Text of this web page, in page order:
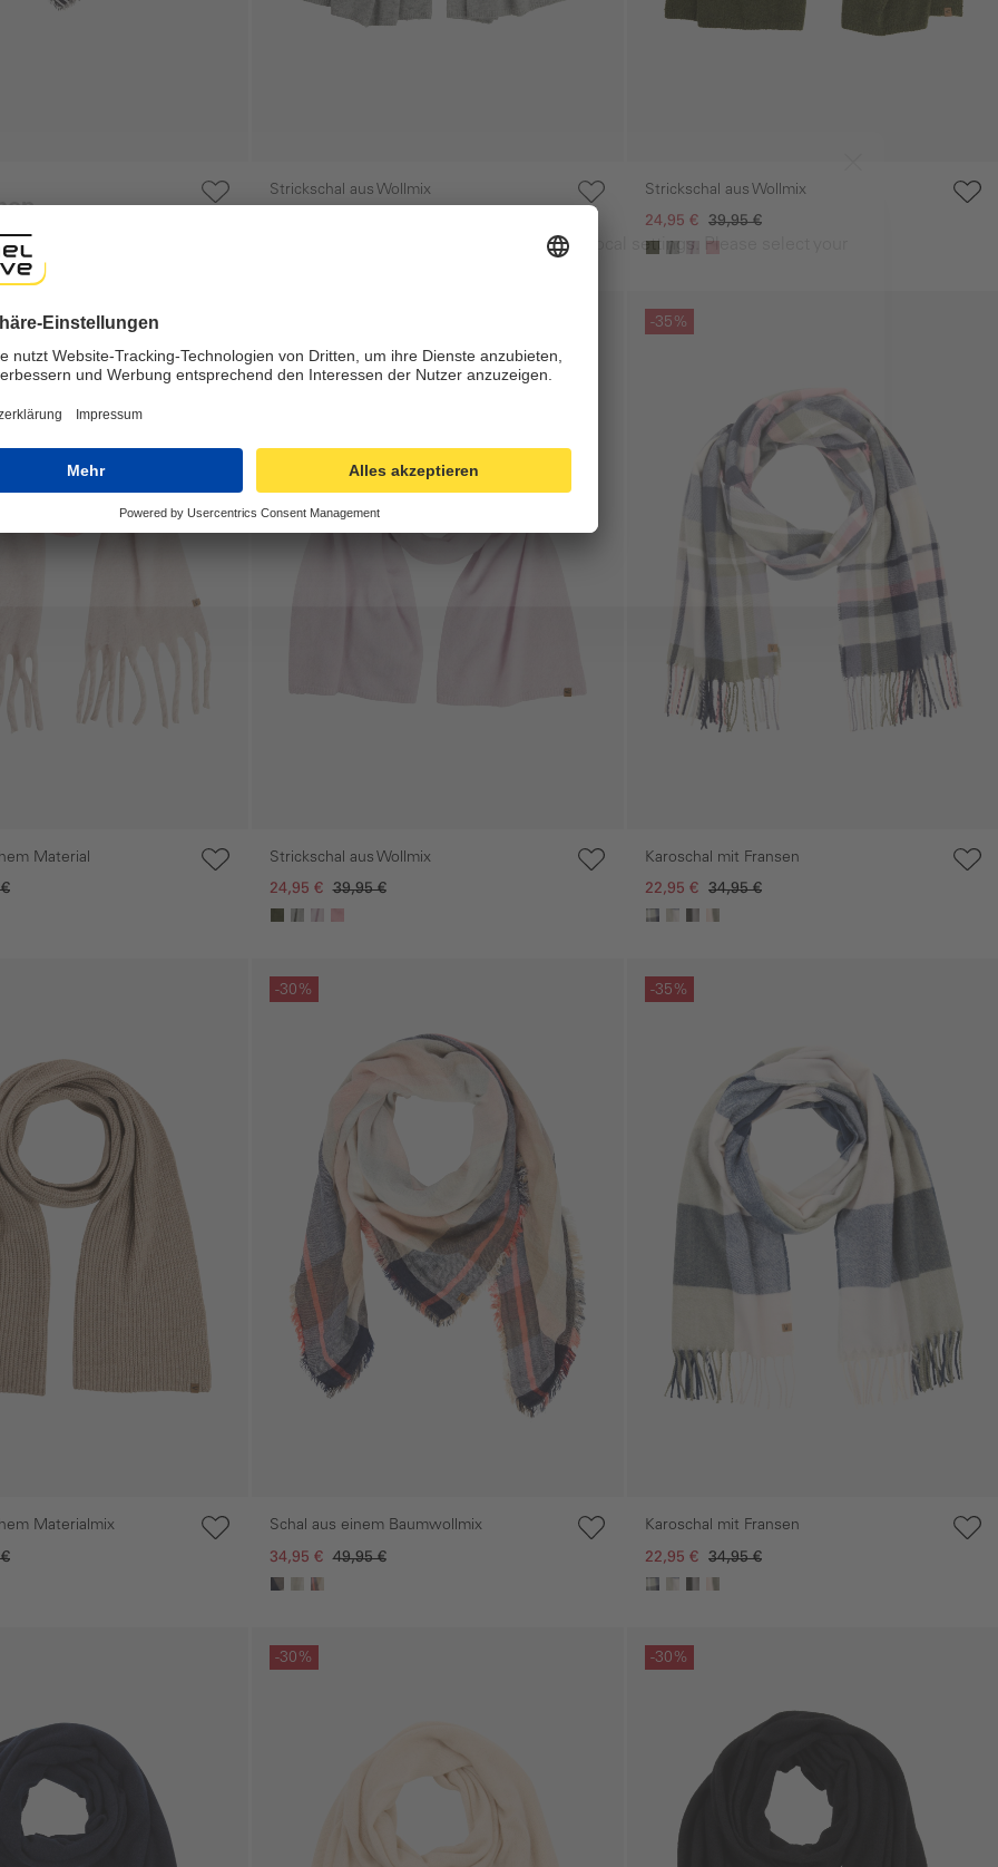
Strickschal aus Wollmix Strickschal aus Wollmix
24,95 € 39,95 €
Material Strickschal aus Wollmix
24,95 € 39,95 €
-35%
Karoschal mit Fransen
22,95 € 34,95 €
Materialmix
-30%
Schal aus einem Baumwollmix
34,95 € 49,95 €
-35%
Karoschal mit Fransen
22,95 € 34,95 €
-30%
-30%
experience, we would like to show you the online shop according to your local settings. Please select your
that we currently only ship to countries shown here.